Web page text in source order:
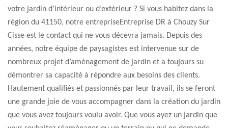
votre jardin d’intérieur ou d’extérieur ? Si vous habitez dans la
région du 41150, notre entrepriseEntreprise DR à Chouzy Sur
Cisse est le contact qui ne vous décevra jamais. Depuis des
années, notre équipe de paysagistes est intervenue sur de
nombreux projet d’aménagement de jardin et a toujours su
démontrer sa capacité à répondre aux besoins des clients.
Hautement qualifiés et passionnés par leur travail, ils se feront
une grande joie de vous accompagner dans la création du jardin
que vous avez toujours voulu avoir. Que vous ayez un jardin que